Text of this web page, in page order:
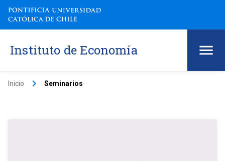
Instituto de Economía
Inicio keyboard_arrow_right Seminarios